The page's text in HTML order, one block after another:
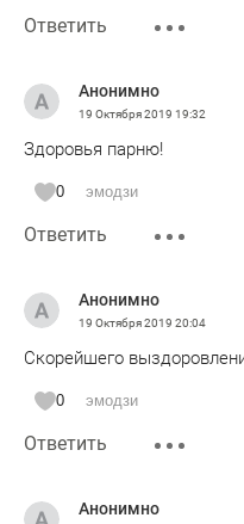
Ответить
Анонимно
19 Октября 2019 19:32
Здоровья парню!
0 эмодзи
Ответить
Анонимно
19 Октября 2019 20:04
Скорейшего
0 эмодзи
Ответить
Анонимно